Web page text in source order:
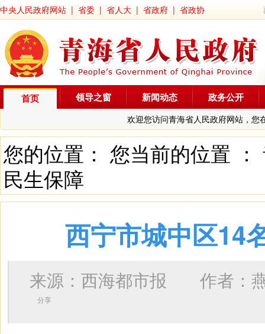
中央人民政府网站 | 省委 | 省人大 | 省政府 | 省政协
首页
欢迎您访问青海省人民政府网站，您
领导之窗 新闻动态 政务公开
您的位置： 您当前的位置 ：
民生保障
西宁市城中区14
来源：西海都市报 作者：
分享